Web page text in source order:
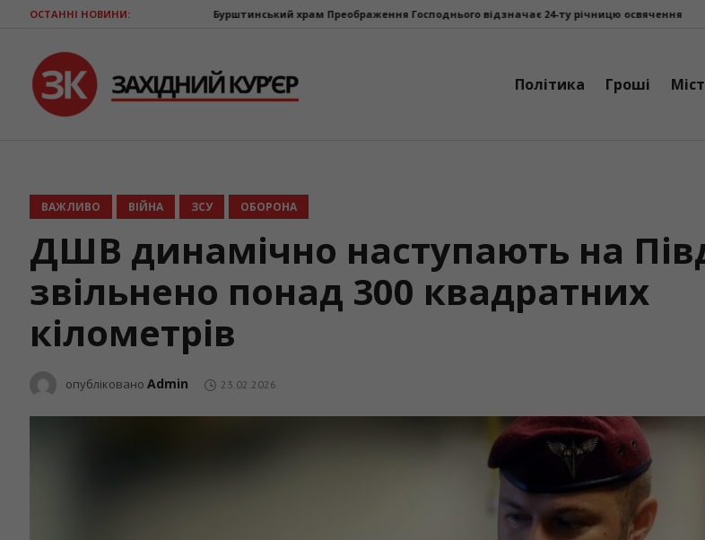
ОСТАННІ НОВИНИ:Бурштинський храм Преображення Господнього відзначає 24-ту річницю освячення «Літо. Люди.
Політика Гроші
ВАЖЛИВО ВІЙНА ЗСУ ОБОРОНА
ДШВ динамічно наступають на
звільнено понад 300 квадратних
кілометрів
опублікованоAdmin 23.02.2026